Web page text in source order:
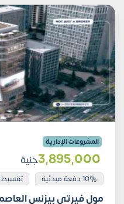
المشروعات الإدارية
3٬895٬000جنية
10% دفعة مبدئية تقسيط 12